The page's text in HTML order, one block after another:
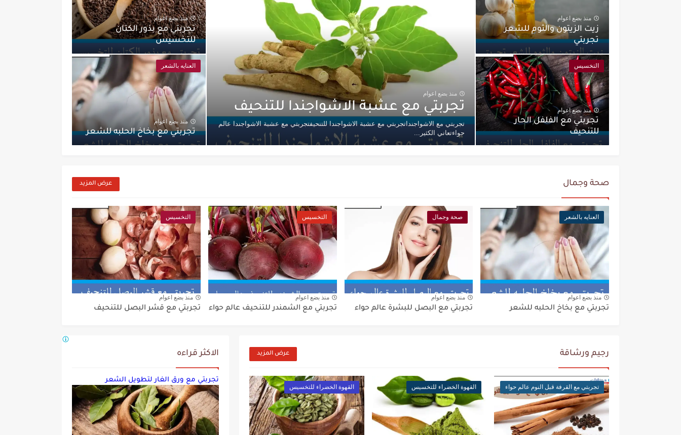
رجيم التمر واللبن مجرب
طريقة عمل الدونات للشيف حسن
طريقة عمل الدونات للشيف نونا
طريقة عمل الدونات غادة التلي
منذ بضع اعوام
تجربتي مع عشبة الاشواجندا للتنحيف
تجربتي مع الاشواجنداتجربتي مع عشبة الاشواجندا للتنحيفتجربتي مع عشبة الاشواجندا عالم
حواءتعاني الكثير...
منذ بضع اعوام
زيت الزيتون والثوم للشعر
تجربتي
منذ بضع اعوام
تجربتي مع بذور الكتان
للتخسيس
التخسيس
منذ بضع اعوام
تجربتي مع الفلفل الحار
للتنحيف
العنايه بالشعر
منذ بضع اعوام
تجربتي مع بخاخ الحلبه للشعر
صحة وجمال عرض المزيد
العنايه بالشعر
منذ بضع اعوام
تجربتي مع بخاخ الحلبه للشعر
صحة وجمال
منذ بضع اعوام
تجربتي مع البصل للبشرة عالم حواء
التخسيس
منذ بضع اعوام
تجربتي مع الشمندر للتنحيف عالم حواء
التخسيس
منذ بضع اعوام
تجربتي مع قشر البصل للتنحيف
رجيم ورشاقة عرض المزيد
تجربتي مع القرفة قبل النوم عالم حواء القهوة الخضراء للتخسيس القهوة الخضراء للتخسيس
الاكثر قراءه
تجربتي مع ورق الغار لتطويل الشعر